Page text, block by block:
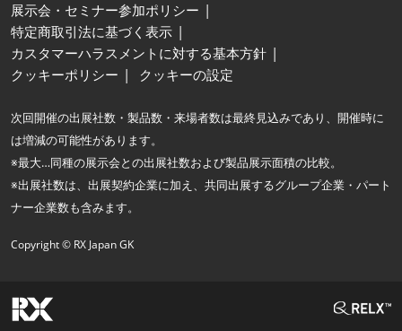
展示会・セミナー参加ポリシー
特定商取引法に基づく表示
カスタマーハラスメントに対する基本方針
クッキーポリシー
クッキーの設定
次回開催の出展社数・製品数・来場者数は最終見込みであり、開催時に
は増減の可能性があります。
※最大…同種の展示会との出展社数および製品展示面積の比較。
※出展社数は、出展契約企業に加え、共同出展するグループ企業・パート
ナー企業数も含みます。
Copyright © RX Japan GK